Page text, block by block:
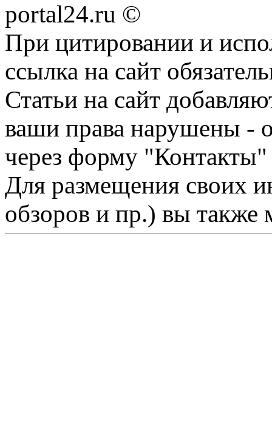
portal24.ru ©
При цитировании и
ссылка на сайт
Статьи на сайт
ваши права нарушены -
через форму "Контакты"
Для размещения своих
обзоров и пр.) вы также